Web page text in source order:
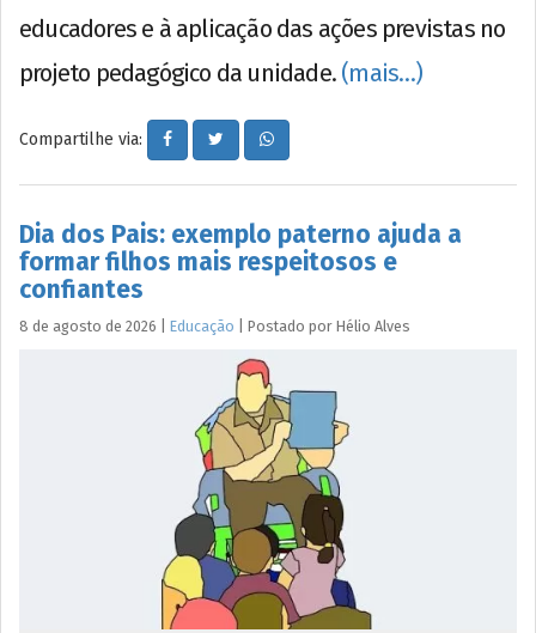
educadores e à aplicação das ações previstas no
projeto pedagógico da unidade. (mais…)
Compartilhe via:
Dia dos Pais: exemplo paterno ajuda a
formar filhos mais respeitosos e
confiantes
8 de agosto de 2026 Educação Postado por Hélio Alves